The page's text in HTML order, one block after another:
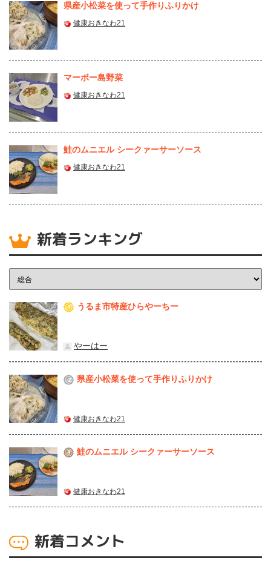
県産⼩松菜を使って⼿作りふりかけ
健康おきなわ21
マーボー島野菜
健康おきなわ21
鮭のムニエル シークァーサーソース
健康おきなわ21
新着ランキング
1 うるま市特産ひらやーちー
やーはー
2 県産⼩松菜を使って⼿作りふりかけ
健康おきなわ21
3 鮭のムニエル シークァーサーソース
健康おきなわ21
新着コメント